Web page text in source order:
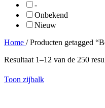
-
Onbekend
Nieuw
Home / Producten getagged
Resultaat 1–12 van de 250
Toon zijbalk